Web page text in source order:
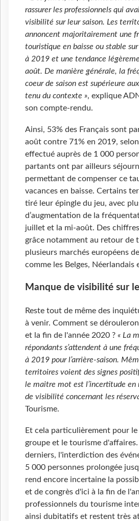
rassurer les professionnels qui
visibilité sur leur saison. Les
annoncent majoritairement une
touristique en baisse ou stable
à 2019 et une tendance
août. De manière générale, la
coeur de saison est supérieure
tenu du contexte », explique
son compte-rendu.
Ainsi, 53% des Français sont
août contre 71% en 2019,
effectué auprès de 1 000
partants ont par ailleurs
permettant de compenser ce
vacances en baisse. Certains
tiré leur épingle du jeu, avec
d’augmentation de la
juillet et la mi-août. Des
grâce notamment au retour de
plusieurs marchés européens
comme les Belges, Néerlandais
Manque de visibilité sur
Reste tout de même des
à venir. Comment se
et la fin de l'année 2020 ? « La
répondants s’attendent à une
à 2019 pour l’arrière-saison.
territoires voient des signes
le maitre mot est l’incertitude en
de visibilité concernant les
Tourisme.
Et cela particulièrement pour
groupe et le tourisme
derniers, l'interdiction des
5 000 personnes prolongée
rend encore incertaine la
et de congrès d'ici à la fin de
professionnels du tourisme
ainsi dubitatifs et restent très